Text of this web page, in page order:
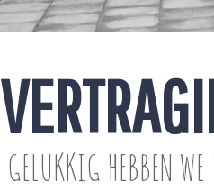
GELUKKIG HEBBEN